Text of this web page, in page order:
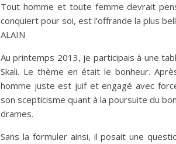
Tout homme et toute femme devrait
conquiert pour soi, est l’offrande la plus
ALAIN
Au printemps 2013, je participais à une
Skali. Le thème en était le bonheur.
homme juste est juif et engagé avec
son scepticisme quant à la poursuite du
drames.
Sans la formuler ainsi, il posait une